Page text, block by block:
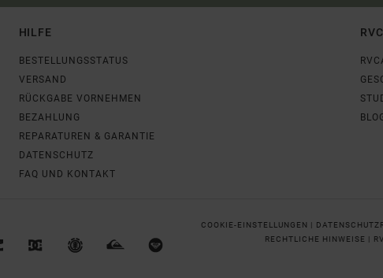
HILFE
BESTELLUNGSSTATUS
VERSAND
RÜCKGABE VORNEHMEN
BEZAHLUNG
REPARATUREN & GARANTIE
DATENSCHUTZ
FAQ UND KONTAKT
COOKIE-EINSTELLUNGEN |
RECHTLICHE HINWEISE |